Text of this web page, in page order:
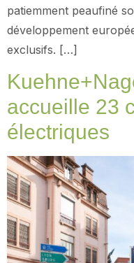
patiemment peaufiné
développement
exclusifs. […]
accueille 23
électriques